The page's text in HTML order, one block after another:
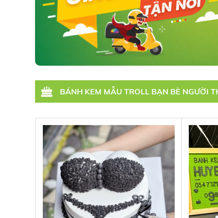
BÁNH KEM MẪU TROLL BẠN BÈ NGƯỜI